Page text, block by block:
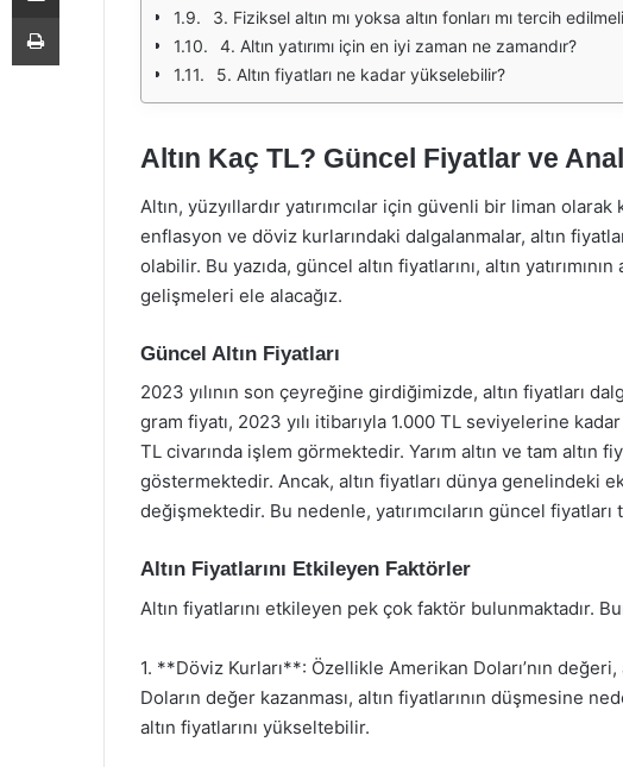
3. Fiziksel altın mı yoksa altın fonları mı tercih
4. Altın yatırımı için en iyi zaman ne zamandır?
5. Altın fiyatları ne kadar yükselebilir?
Altın Kaç TL? Güncel Fiyatlar ve
Altın, yüzyıllardır yatırımcılar için güvenli bir liman
enflasyon ve döviz kurlarındaki dalgalanmalar, altın
olabilir. Bu yazıda, güncel altın fiyatlarını, altın
gelişmeleri ele alacağız.
Güncel Altın Fiyatları
2023 yılının son çeyreğine girdiğimizde, altın fiyatları
gram fiyatı, 2023 yılı itibarıyla 1.000 TL seviyelerine
TL civarında işlem görmektedir. Yarım altın ve tam altın
göstermektedir. Ancak, altın fiyatları dünya genelindeki
değişmektedir. Bu nedenle, yatırımcıların güncel
Altın Fiyatlarını Etkileyen Faktörler
Altın fiyatlarını etkileyen pek çok faktör bulunmaktadır.
1. **Döviz Kurları**: Özellikle Amerikan Doları’nın
Doların değer kazanması, altın fiyatlarının düşmesine
altın fiyatlarını yükseltebilir.